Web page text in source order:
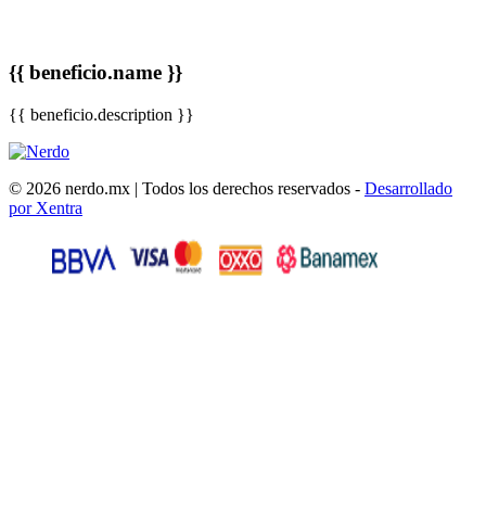
{{ beneficio.name }}
{{ beneficio.description }}
© 2026 nerdo.mx | Todos los derechos reservados - Desarrollado
por Xentra